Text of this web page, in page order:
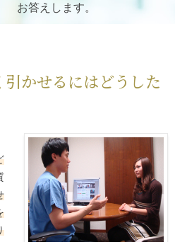
お答えします。
かせるにはどうした